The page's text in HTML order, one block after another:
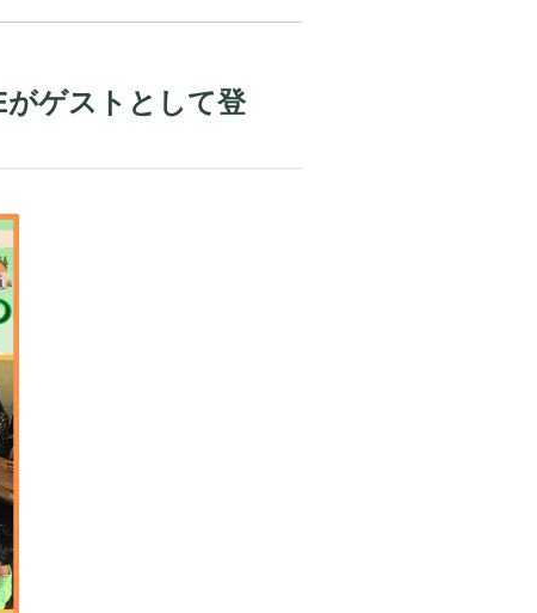
ゲストとして登